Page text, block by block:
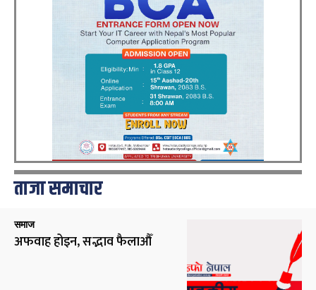
ताजा समाचार
समाज
अफवाह होइन, सद्भाव फैलाऔँ